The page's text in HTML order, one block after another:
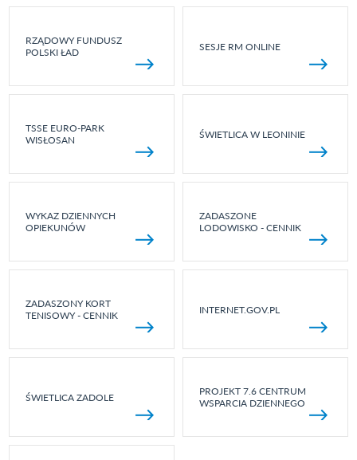
RZĄDOWY FUNDUSZ
POLSKI ŁAD
SESJE RM ONLINE
TSSE EURO-PARK
WISŁOSAN
ŚWIETLICA W LEONINIE
WYKAZ DZIENNYCH
OPIEKUNÓW
ZADASZONE
LODOWISKO - CENNIK
ZADASZONY KORT
TENISOWY - CENNIK
INTERNET.GOV.PL
ŚWIETLICA ZADOLE
PROJEKT 7.6 CENTRUM
WSPARCIA DZIENNEGO